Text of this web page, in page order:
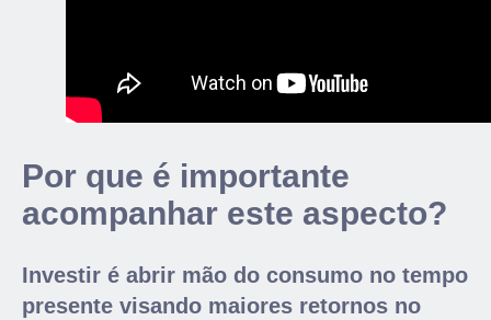
Por que é importante
acompanhar este aspecto?
Investir é abrir mão do consumo no tempo
presente visando maiores retornos no